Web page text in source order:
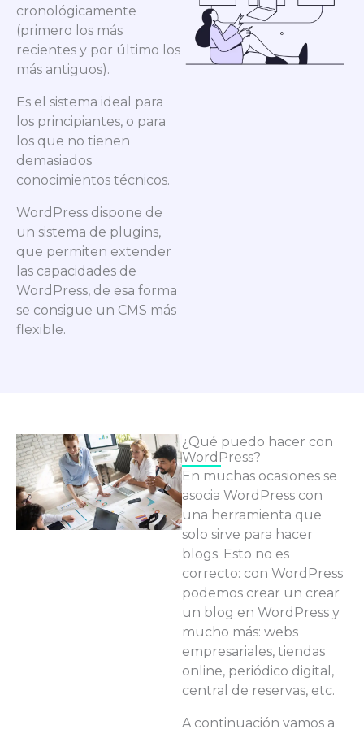
cronológicamente
(primero los más
recientes y por último los
más antiguos).
Es el sistema ideal para
los principiantes, o para
los que no tienen
demasiados
conocimientos técnicos.
WordPress dispone de
un sistema de plugins,
que permiten extender
las capacidades de
WordPress, de esa forma
se consigue un CMS más
flexible.
¿Qué puedo hacer con
WordPress?
En muchas ocasiones se
asocia WordPress con
una herramienta que
solo sirve para hacer
blogs. Esto no es
correcto: con WordPress
podemos crear un crear
un blog en WordPress y
mucho más: webs
empresariales, tiendas
online, periódico digital,
central de reservas, etc.
A continuación vamos a